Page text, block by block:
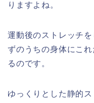
りますよね。
運動後のストレッチ
ずのうちの身体にこ
るのです。
ゆっくりとした静的